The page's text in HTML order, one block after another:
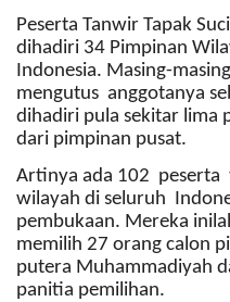
Peserta Tanwir Tapak
dihadiri 34 Pimpinan
Indonesia. Masing-
mengutus anggotanya
dihadiri pula sekitar lima
dari pimpinan pusat.
Artinya ada 102
wilayah di seluruh
pembukaan. Mereka
memilih 27 orang calon
putera Muhammadiyah
panitia pemilihan.